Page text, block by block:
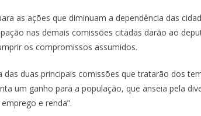
as ações que diminuam a dependência das
nas demais comissões citadas darão ao
os compromissos assumidos.
das duas principais comissões que tratarão dos
um ganho para a população, que anseia pela
e renda”.